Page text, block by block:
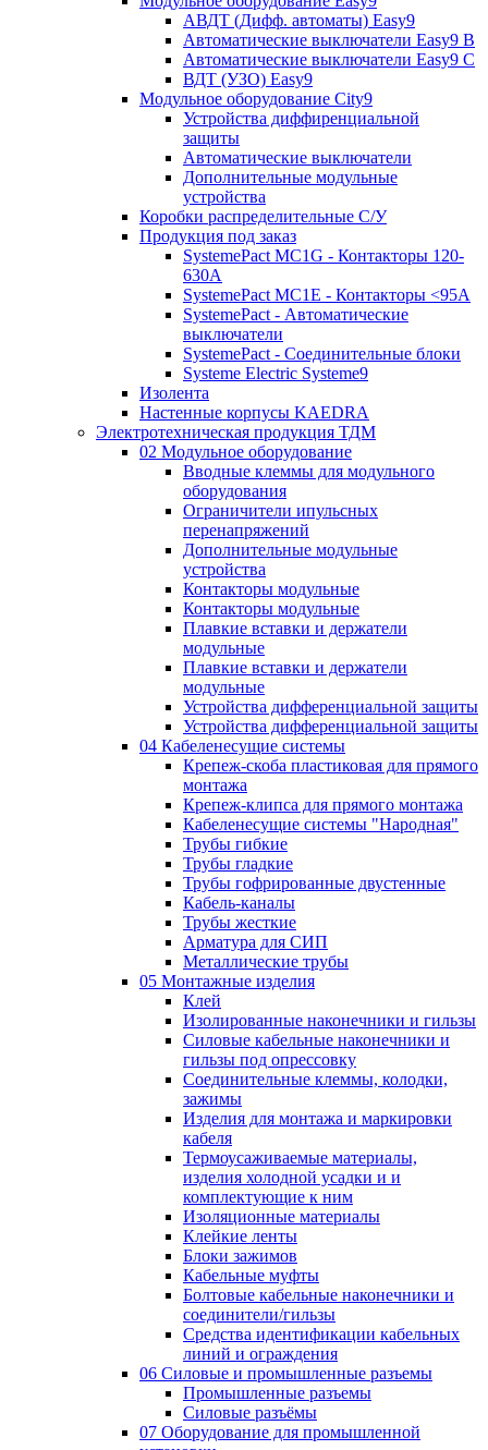
АВДТ (Дифф. автоматы) Easy9
Автоматические выключатели Easy9 В
Автоматические выключатели Easy9 С
ВДТ (УЗО) Easy9
Модульное оборудование City9
Устройства диффиренциальной
защиты
Автоматические выключатели
Дополнительные модульные
устройства
Коробки распределительные C/У
Продукция под заказ
SystemePact MC1G - Контакторы 120-
630A
SystemePact MC1E - Контакторы <95A
SystemePact - Автоматические
выключатели
SystemePact - Соединительные блоки
Systeme Electric Systeme9
Изолента
Настенные корпусы KAEDRA
Электротехническая продукция ТДМ
02 Модульное оборудование
Вводные клеммы для модульного
оборудования
Ограничители ипульсных
перенапряжений
Дополнительные модульные
устройства
Контакторы модульные
Контакторы модульные
Плавкие вставки и держатели
модульные
Плавкие вставки и держатели
модульные
Устройства дифференциальной защиты
Устройства дифференциальной защиты
04 Кабеленесущие системы
Крепеж-скоба пластиковая для прямого
монтажа
Крепеж-клипса для прямого монтажа
Кабеленесущие системы "Народная"
Трубы гибкие
Трубы гладкие
Трубы гофрированные двустенные
Кабель-каналы
Трубы жесткие
Арматура для СИП
Металлические трубы
05 Монтажные изделия
Клей
Изолированные наконечники и гильзы
Силовые кабельные наконечники и
гильзы под опрессовку
Соединительные клеммы, колодки,
зажимы
Изделия для монтажа и маркировки
кабеля
Термоусаживаемые материалы,
изделия холодной усадки и и
комплектующие к ним
Изоляционные материалы
Клейкие ленты
Блоки зажимов
Кабельные муфты
Болтовые кабельные наконечники и
соединители/гильзы
Средства идентификации кабельных
линий и ограждения
06 Силовые и промышленные разъемы
Промышленные разъемы
Силовые разъёмы
07 Оборудование для промышленной